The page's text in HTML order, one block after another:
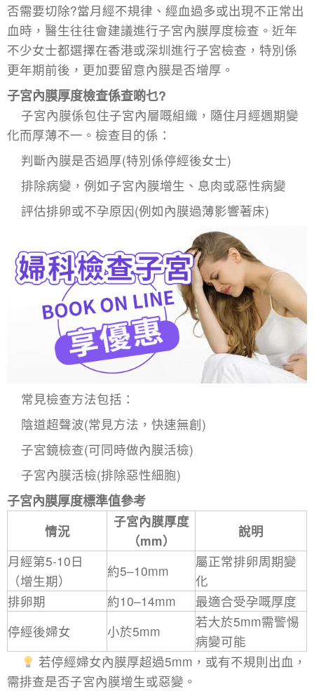
否需要切除?當月經不規律、經血過多或出現不正常出
血時，醫生往往會建議進行子宮內膜厚度檢查。近年
不少女士都選擇在香港或深圳進行子宮檢查，特別係
更年期前後，更加要留意內膜是否增厚。
子宮內膜厚度檢查係查啲乜?
子宮內膜係包住子宮內層嘅組織，隨住月經週期變
化而厚薄不一。檢查目的係：
判斷內膜是否過厚(特別係停經後女士)
排除病變，例如子宮內膜增生、息肉或惡性病變
評估排卵或不孕原因(例如內膜過薄影響著床)
常見檢查方法包括：
陰道超聲波(常見方法，快速無創)
子宮鏡檢查(可同時做內膜活檢)
子宮內膜活檢(排除惡性細胞)
子宮內膜厚度標準值參考
情況
子宮內膜厚度
（mm）
說明
月經第5-10日
（增生期）
約5–10mm
屬正常排卵周期變
化
排卵期
約10–14mm
最適合受孕嘅厚度
停經後婦女
小於5mm
若大於5mm需警惕
病變可能
若停經婦女內膜厚超過5mm，或有不規則出血，
需排查是否子宮內膜增生或惡變。